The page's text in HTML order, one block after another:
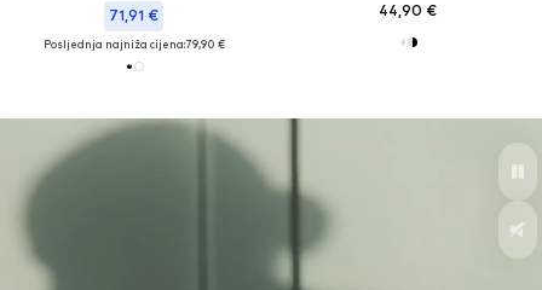
71,91 €
Posljednja najniža cijena:79,90 €
44,90 €